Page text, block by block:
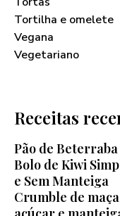
Tortilha e omelete
Vegana
Vegetariano
Receitas
Pão de
Bolo de Kiwi
e Sem Manteiga
Crumble de